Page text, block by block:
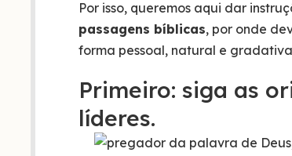
Por isso, queremos aqui dar
passagens bíblicas, por onde
forma pessoal, natural e
Primeiro: siga as
líderes.